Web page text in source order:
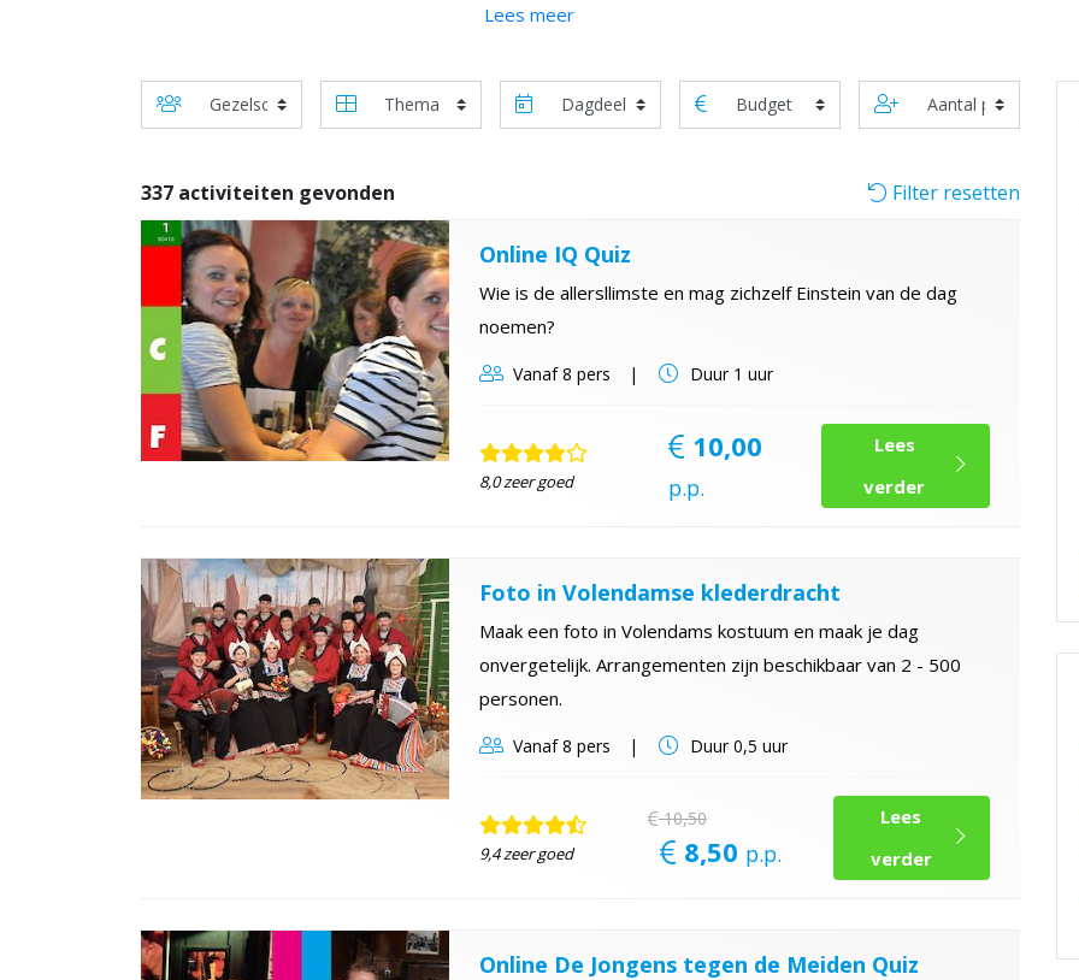
Lees meer
337 activiteiten gevonden Filter resetten
Online IQ Quiz
Wie is de allersllimste en mag zichzelf Einstein van de dag
noemen?
Vanaf8 pers Duur1 uur
8,0 zeer goed
10,00
p.p.
Lees
verder
Foto in Volendamse klederdracht
Maak een foto in Volendams kostuum en maak je dag
onvergetelijk. Arrangementen zijn beschikbaar van 2 - 500
personen.
Vanaf8 pers Duur0,5 uur
9,4 zeer goed
10,50
8,50 p.p.
Lees
verder
Online De Jongens tegen de Meiden Quiz